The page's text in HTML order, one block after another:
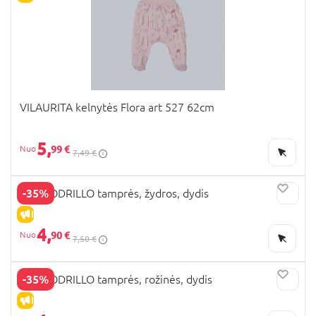
VILAURITA kelnytės Flora art 527 62cm
5,99 € 7,49 €
-35%
IŠPARDAVIMAS
COCCODRILLO tamprės, žydros, dydis
4,90 € 7,50 €
-35%
IŠPARDAVIMAS
COCCODRILLO tamprės, rožinės, dydis